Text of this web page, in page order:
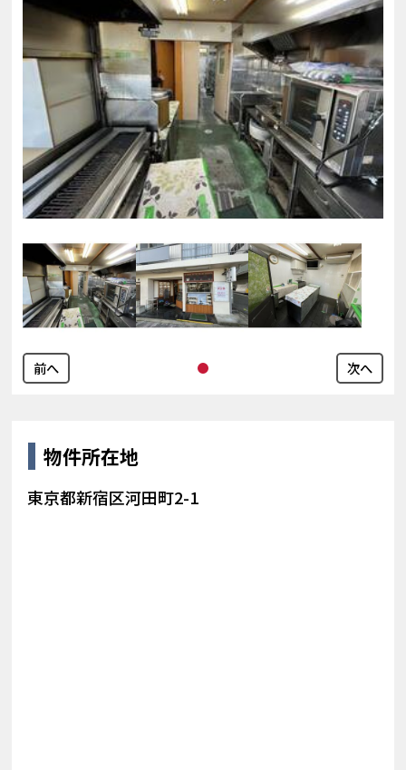
前へ 次へ
物件所在地
東京都新宿区河田町2-1